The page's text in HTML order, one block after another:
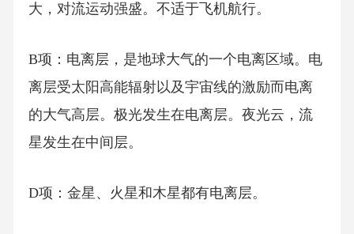
大，对流运动强盛。不适于飞机航行。
B项：电离层，是地球大气的一个电离区域。电
离层受太阳高能辐射以及宇宙线的激励而电离
的大气高层。极光发生在电离层。夜光云，流
星发生在中间层。
D项：金星、火星和木星都有电离层。